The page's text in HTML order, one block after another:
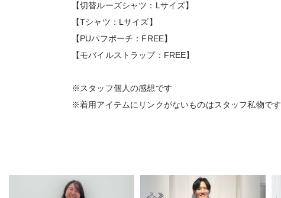
【切替ルーズシャツ：Lサイズ】
【Tシャツ：Lサイズ】
【PUパフポーチ：FREE】
【モバイルストラップ：FREE】
※スタッフ個人の感想です
※着用アイテムにリンクがないものはスタッフ私物です